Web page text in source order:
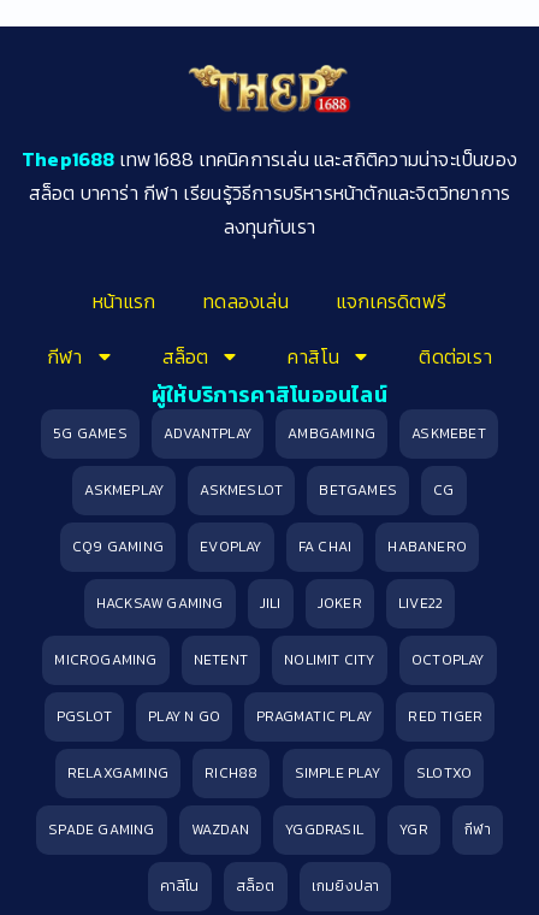
Thep1688 เทพ1688 เทคนิคการเล่น และสถิติความน่าจะเป็นของ
สล็อต บาคาร่า กีฬา เรียนรู้วิธีการบริหารหน้าตักและจิตวิทยาการ
ลงทุนกับเรา
หน้าแรก ทดลองเล่น
แจกเครดิตฟรี
กีฬา
สล็อต คาสิโน ติดต่อเรา
ผู้ให้บริการคาสิโนออนไลน์
5G GAMES ADVANTPLAY AMBGAMING ASKMEBET
ASKMEPLAY ASKMESLOT BETGAMES CG
CQ9 GAMING EVOPLAY FA CHAI HABANERO
HACKSAW GAMING JILI JOKER LIVE22
MICROGAMING NETENT NOLIMIT CITY OCTOPLAY
PGSLOT PLAY N GO PRAGMATIC PLAY RED TIGER
RELAXGAMING RICH88 SIMPLE PLAY SLOTXO
SPADE GAMING WAZDAN YGGDRASIL YGR กีฬา
คาสิโน สล็อต เกมยิงปลา